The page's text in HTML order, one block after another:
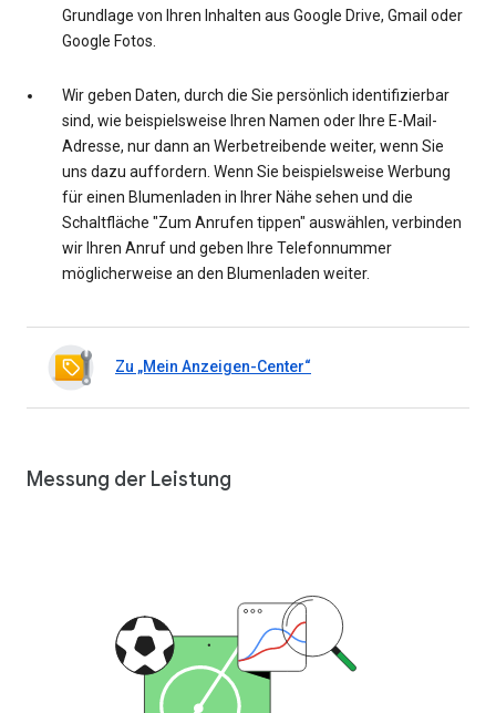
Grundlage von Ihren Inhalten aus Google Drive, Gmail oder
Google Fotos.
Wir geben Daten, durch die Sie persönlich identifizierbar
sind, wie beispielsweise Ihren Namen oder Ihre E-Mail-
Adresse, nur dann an Werbetreibende weiter, wenn Sie
uns dazu auffordern. Wenn Sie beispielsweise Werbung
für einen Blumenladen in Ihrer Nähe sehen und die
Schaltfläche "Zum Anrufen tippen" auswählen, verbinden
wir Ihren Anruf und geben Ihre Telefonnummer
möglicherweise an den Blumenladen weiter.
Zu „Mein Anzeigen-Center“
Messung der Leistung